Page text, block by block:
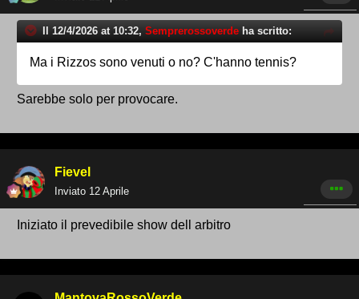
Il 12/4/2026 at 10:32, Semprerossoverde ha scritto:
Ma i Rizzos sono venuti o no? C'hanno tennis?
Sarebbe solo per provocare.
Fievel
Inviato 12 Aprile
Iniziato il prevedibile show dell arbitro